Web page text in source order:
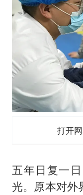
打开
五年日复一
光。原本对外